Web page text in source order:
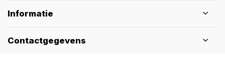
Informatie
Contactgegevens